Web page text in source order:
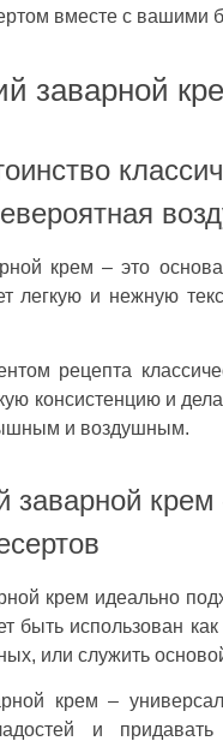
вместе с вашими
заварной
крем – это
легкую и нежную
рецепта
консистенцию и
и воздушным.
заварной
крем идеально
быть использован
или служить
крем –
и